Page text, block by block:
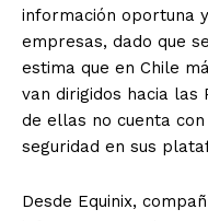
información oportuna
empresas, dado que
estima que en Chile
van dirigidos hacia las
de ellas no cuenta
seguridad en sus
Desde Equinix,